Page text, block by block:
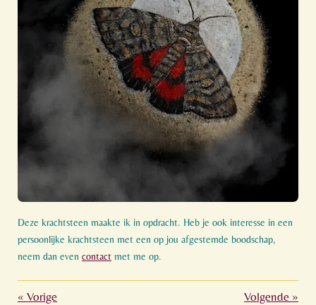
Deze krachtsteen maakte ik in opdracht. Heb je ook interesse in een
persoonlijke krachtsteen met een op jou afgestemde boodschap,
neem dan even contact met me op.
« Vorige Volgende »